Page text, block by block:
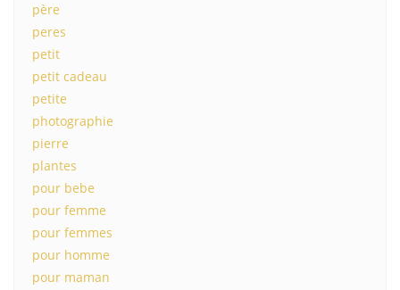
père
peres
petit
petit cadeau
petite
photographie
pierre
plantes
pour bebe
pour femme
pour femmes
pour homme
pour maman